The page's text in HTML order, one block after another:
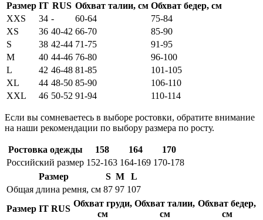
Размер IT RUS Обхват талии, см Обхват бедер, см
XXS
34 - 60-64
75-84
XS
36 40-42 66-70
85-90
S
38 42-44 71-75
91-95
M
40 44-46 76-80
96-100
L
42 46-48 81-85
101-105
XL
44 48-50 85-90
106-110
XXL
46 50-52 91-94 110-114
Если вы сомневаетесь в выборе ростовки, обратите внимание
на наши рекомендации по выбору размера по росту.
Ростовка одежды 158 164
170
Российский размер 152-163 164-169 170-178
Размер
S M
L
Общая длина ремня, см 87 97 107
Размер IT RUS
Обхват груди,
см
Обхват талии,
см
Обхват бедер,
см